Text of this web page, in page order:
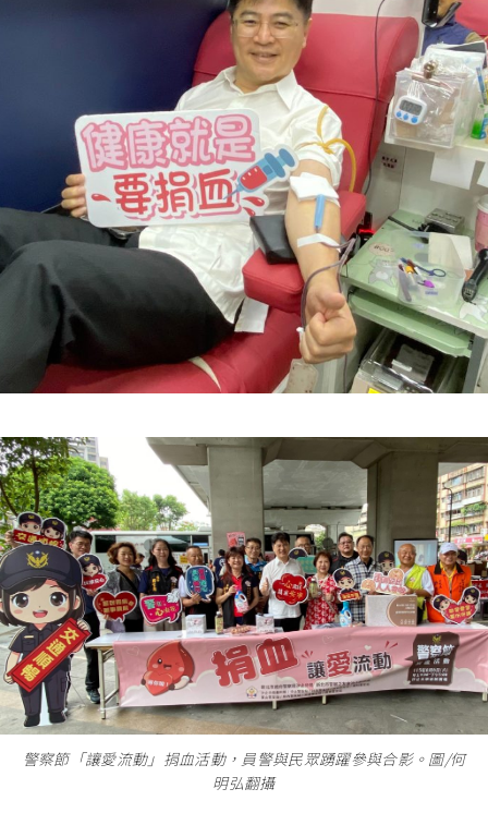
警察節「讓愛流動」捐血活動，員警與民眾踴躍參與合影。圖/何
明弘翻攝